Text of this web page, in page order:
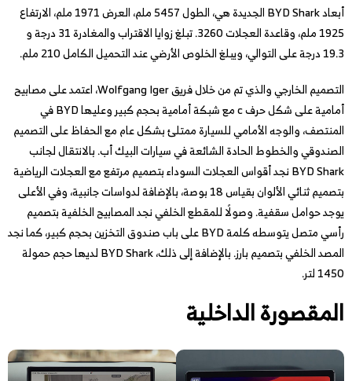
أبعاد BYD Shark الجديدة هي، الطول 5457 ملم، العرض 1971 ملم، الارتفاع
1925 ملم، وقاعدة العجلات 3260. تبلغ زوايا الاقتراب والمغادرة 31 درجة و
19.3 درجة على التوالي، ويبلغ الخلوص الأرضي عند التحميل الكامل 210 ملم.
التصميم الخارجي والذي تم من خلال فريق Wolfgang Iger، اعتمد على مصابيح
أمامية على شكل حرف c مع شبكة أمامية بحجم كبير وعليها BYD في
المنتصف، والوجه الأمامي للسيارة ممتلئ بشكل عام مع الحفاظ على التصميم
الصندوقي والخطوط الحادة الشائعة في سيارات البيك أب. بالانتقال لجانب
BYD Shark نجد أقواس العجلات السوداء بتصميم مرتفع مع العجلات الرياضية
بتصميم ثنائي الألوان بقياس 18 بوصة، بالإضافة لدواسات جانبية، وفي الأعلى
يوجد حوامل سقفية. وصولًا للمقطع الخلفي نجد المصابيح الخلفية بتصميم
رأسي متصل يتوسطه كلمة BYD على باب صندوق التخزين بحجم كبير، كما نجد
المصد الخلفي بتصميم بارز. بالإضافة إلى ذلك، BYD Shark لديها حجم حمولة
1450 لتر.
المقصورة الداخلية